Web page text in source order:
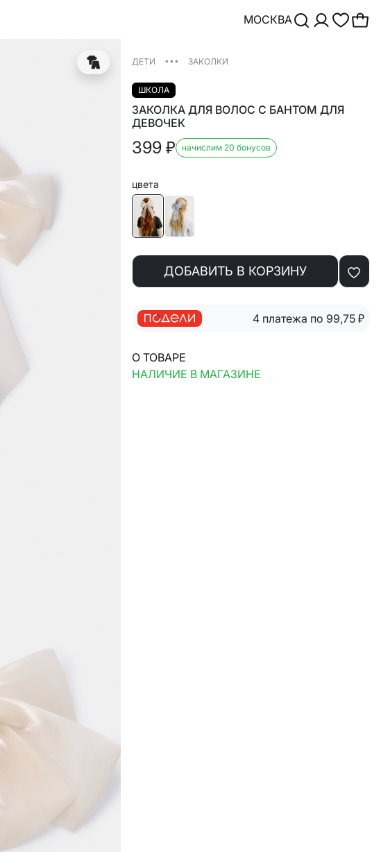
МОСКВА
ДЕТИ ••• ЗАКОЛКИ
ШКОЛА
ЗАКОЛКА ДЛЯ ВОЛОС С БАНТОМ ДЛЯ
ДЕВОЧЕК
399 ₽ начислим 20 бонусов
цвета
ДОБАВИТЬ В КОРЗИНУ
4 платежа по 99,75 ₽
О ТОВАРЕ
НАЛИЧИЕ В МАГАЗИНЕ